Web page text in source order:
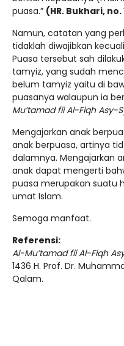
puasa.” (HR. Bukhari, no.
Namun, catatan yang
tidaklah diwajibkan
Puasa tersebut sah
tamyiz, yang sudah
belum tamyiz yaitu di
puasanya walaupun ia
Mu’tamad fii Al-Fiqh Asy-
Mengajarkan anak
anak berpuasa, artinya
dalamnya. Mengajarkan
anak dapat mengerti
puasa merupakan suatu
umat Islam.
Semoga manfaat.
Referensi:
Al-Mu’tamad fii Al-Fiqh
1436 H. Prof. Dr.
Qalam.